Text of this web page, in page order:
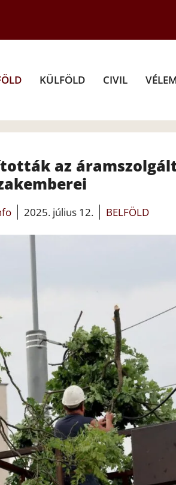
KÜLFÖLD CIVIL
az
2025. július 12. BELFÖLD